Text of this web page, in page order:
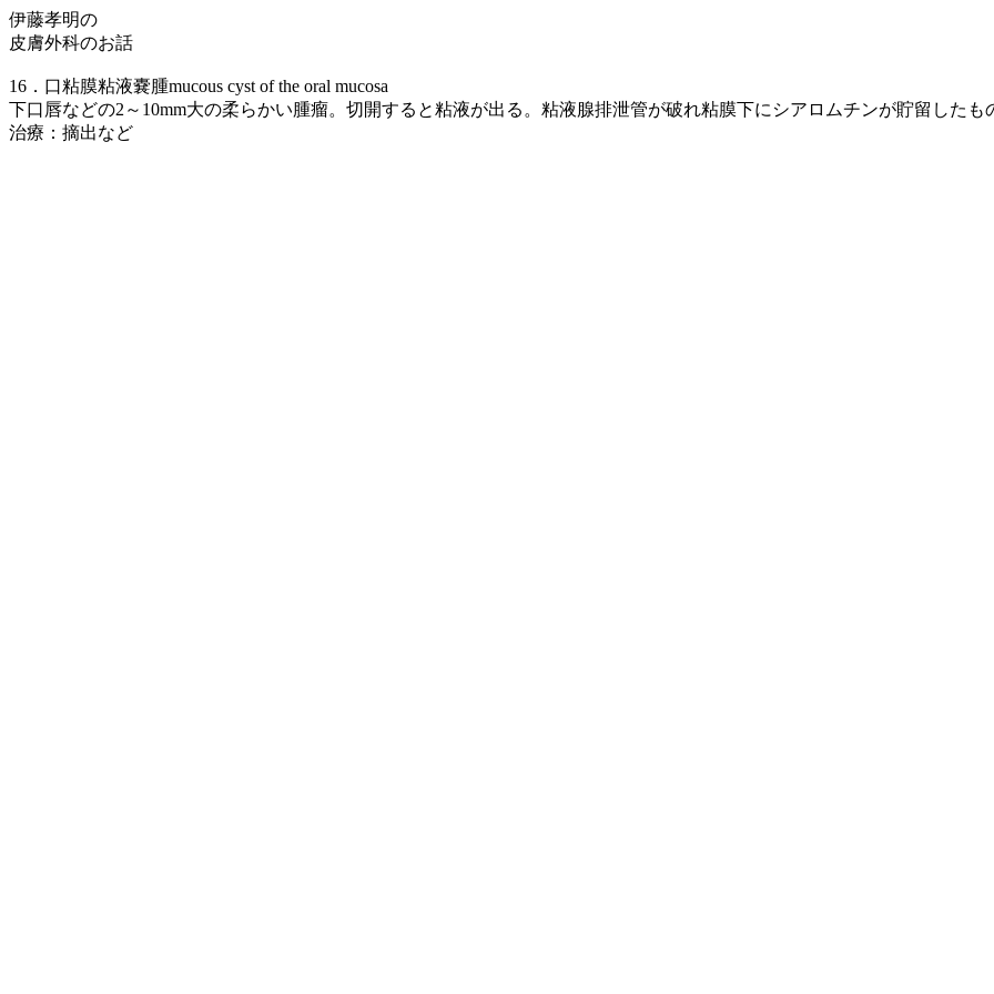
伊藤孝明の
皮膚外科のお話
16．口粘膜粘液嚢腫mucous cyst of the oral mucosa
下口唇などの2～10mm大の柔らかい腫瘤。切開すると粘液が出る。粘液腺排泄管が破れ粘膜下にシアロムチンが貯留したも
治療：摘出など